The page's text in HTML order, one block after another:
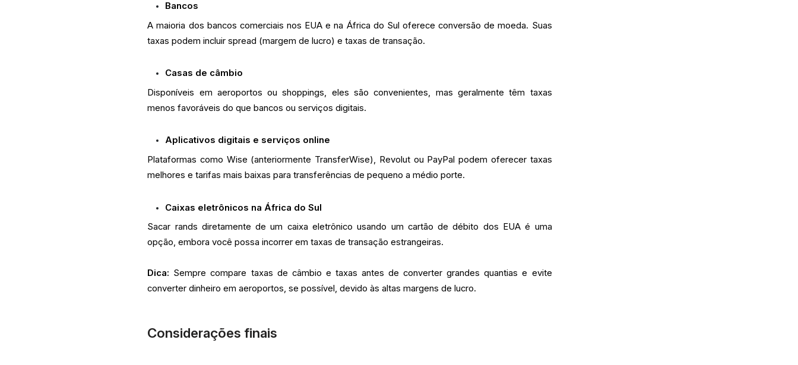
Bancos
A maioria dos bancos comerciais nos EUA e na África do Sul oferece conversão de moeda. Suas
taxas podem incluir spread (margem de lucro) e taxas de transação.
Casas de câmbio
Disponíveis em aeroportos ou shoppings, eles são convenientes, mas geralmente têm taxas
menos favoráveis do que bancos ou serviços digitais.
Aplicativos digitais e serviços online
Plataformas como Wise (anteriormente TransferWise), Revolut ou PayPal podem oferecer taxas
melhores e tarifas mais baixas para transferências de pequeno a médio porte.
Caixas eletrônicos na África do Sul
Sacar rands diretamente de um caixa eletrônico usando um cartão de débito dos EUA é uma
opção, embora você possa incorrer em taxas de transação estrangeiras.
Dica: Sempre compare taxas de câmbio e taxas antes de converter grandes quantias e evite
converter dinheiro em aeroportos, se possível, devido às altas margens de lucro.
Considerações finais